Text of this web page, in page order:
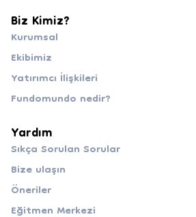
Biz Kimiz?
Kurumsal
Ekibimiz
Yatırımcı İlişkileri
Fundomundo nedir?
Yardım
Sıkça Sorulan Sorular
Bize ulaşın
Öneriler
Eğitmen Merkezi